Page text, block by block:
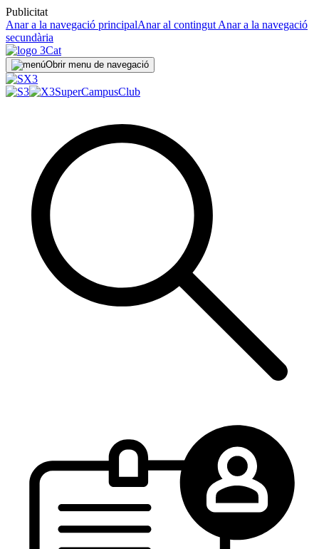
Publicitat
Anar a la navegació principalAnar al contingut Anar a la navegació
secundària
Obrir menu de navegació
SuperCampusClub